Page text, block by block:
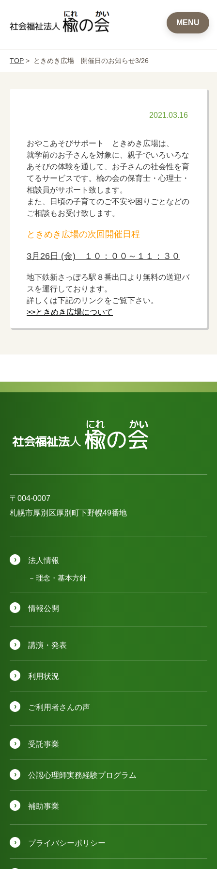
MENU
TOP > ときめき広場 開催日のお知らせ3/26
2021.03.16
おやこあそびサポート ときめき広場は、
就学前のお子さんを対象に、親子でいろいろな
あそびの体験を通して、お子さんの社会性を育
てるサービスです。楡の会の保育士・心理士・
相談員がサポート致します。
また、日頃の子育てのご不安や困りごとなどの
ご相談もお受け致します。
ときめき広場の次回開催日程
3月26日 (金) １０：００～１１：３０
地下鉄新さっぽろ駅８番出口より無料の送迎バ
スを運行しております。
詳しくは下記のリンクをご覧下さい。
>>ときめき広場について
〒004-0007
札幌市厚別区厚別町下野幌49番地
法人情報
理念・基本方針
情報公開
講演・発表
利用状況
ご利用者さんの声
受託事業
公認⼼理師実務経験プログラム
補助事業
プライバシーポリシー